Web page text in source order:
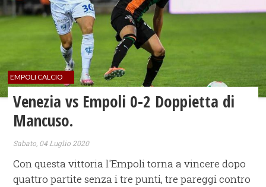
EMPOLI CALCIO
Venezia vs Empoli 0-2 Doppietta di
Mancuso.
Sabato, 04 Luglio 2020
Con questa vittoria l'Empoli torna a vincere dopo
quattro partite senza i tre punti, tre pareggi contro